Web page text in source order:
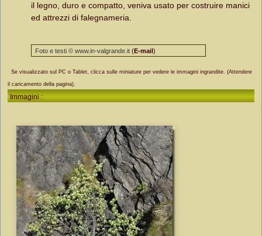
il legno, duro e compatto, veniva usato per costruire manici
ed attrezzi di falegnameria.
Foto e testi © www.in-valgrande.it (E-mail )
Se visualizzato sul PC o Tablet, clicca sulle miniature per vedere le immagini ingrandite. (Attendere
il caricamento della pagina).
Immagini :